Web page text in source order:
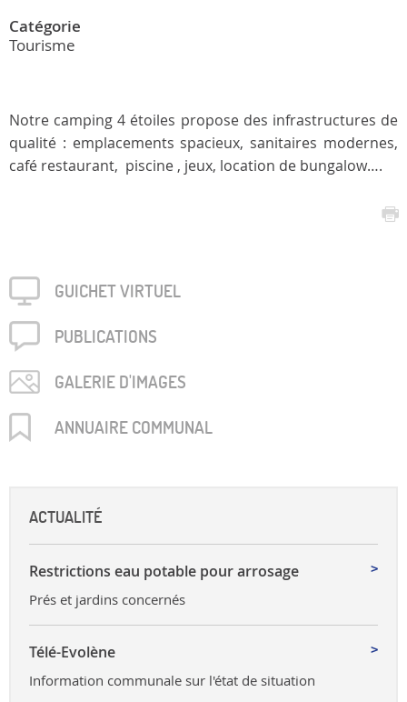
Catégorie
Tourisme
Notre camping 4 étoiles propose des infrastructures de
qualité : emplacements spacieux, sanitaires modernes,
café restaurant, piscine , jeux, location de bungalow….
GUICHET VIRTUEL
PUBLICA­TIONS
GALERIE D'IMAGES
ANNUAIRE COMMUNAL
ACTUALITÉ
Restrictions eau potable pour arrosage
Prés et jardins concernés
Télé-Evolène
Information communale sur l'état de situation